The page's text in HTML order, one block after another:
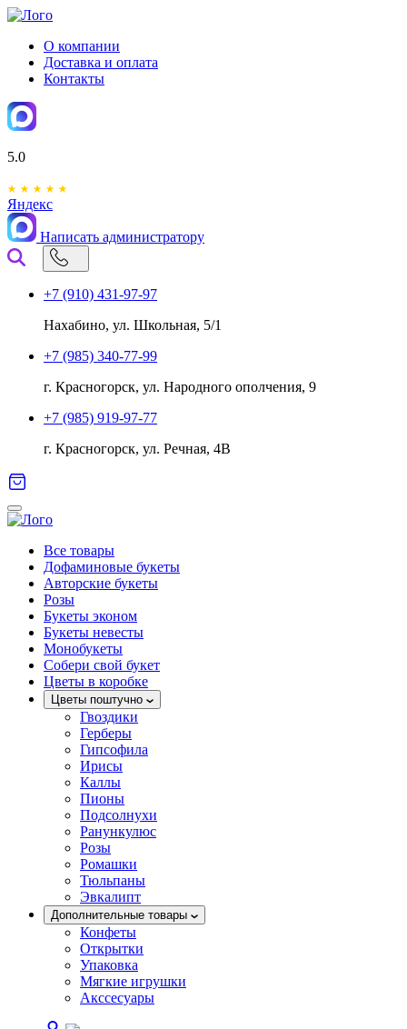
О компании
Доставка и оплата
Контакты
5.0
Яндекс
Написать администратору
+7 (910) 431-97-97
Нахабино, ул. Школьная, 5/1
+7 (985) 340-77-99
г. Красногорск, ул. Народного ополчения, 9
+7 (985) 919-97-77
г. Красногорск, ул. Речная, 4В
Все товары
Дофаминовые букеты
Авторские букеты
Розы
Букеты эконом
Букеты невесты
Монобукеты
Собери свой букет
Цветы в коробке
Цветы поштучно
Гвоздики
Герберы
Гипсофила
Ирисы
Каллы
Пионы
Подсолнухи
Ранункулюс
Розы
Ромашки
Тюльпаны
Эвкалипт
Дополнительные товары
Конфеты
Открытки
Упаковка
Мягкие игрушки
Акссесуары